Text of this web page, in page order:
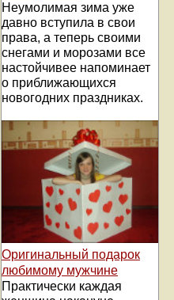
Неумолимая зима уже
давно вступила в свои
права, а теперь своими
снегами и морозами все
настойчивее напоминает
о приближающихся
новогодних праздниках.
Оригинальный подарок
любимому мужчине
Практически каждая